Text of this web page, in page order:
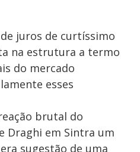
juros de curtíssimo
na estrutura a termo
do mercado
esses
brutal do
Draghi em Sintra um
sugestão de uma